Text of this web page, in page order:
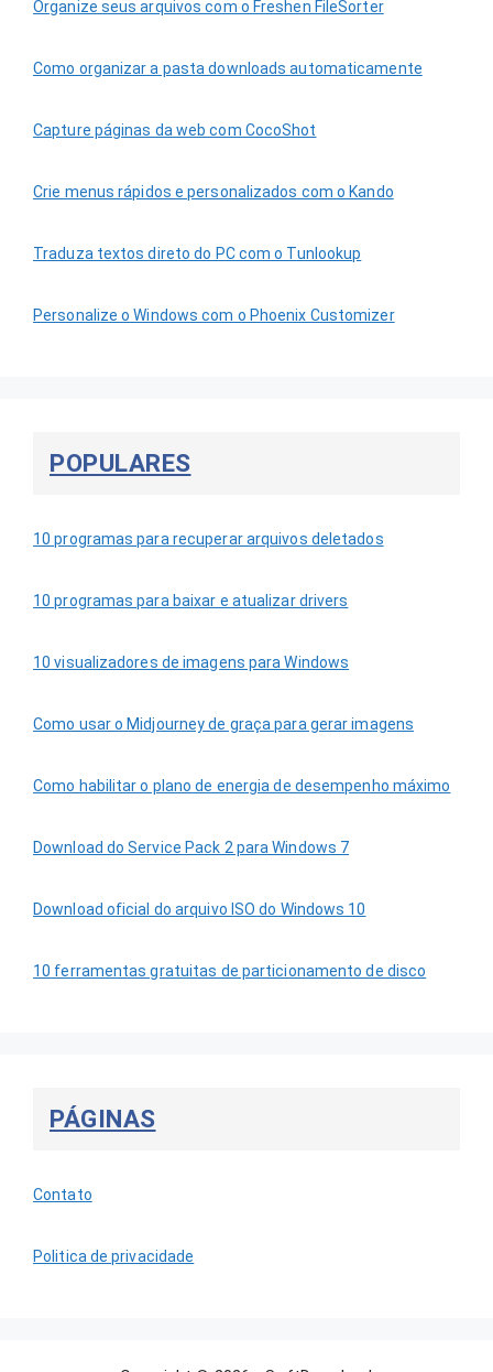
Organize seus arquivos com o Freshen FileSorter
Como organizar a pasta downloads automaticamente
Capture páginas da web com CocoShot
Crie menus rápidos e personalizados com o Kando
Traduza textos direto do PC com o Tunlookup
Personalize o Windows com o Phoenix Customizer
POPULARES
10 programas para recuperar arquivos deletados
10 programas para baixar e atualizar drivers
10 visualizadores de imagens para Windows
Como usar o Midjourney de graça para gerar imagens
Como habilitar o plano de energia de desempenho máximo
Download do Service Pack 2 para Windows 7
Download oficial do arquivo ISO do Windows 10
10 ferramentas gratuitas de particionamento de disco
PÁGINAS
Contato
Politica de privacidade